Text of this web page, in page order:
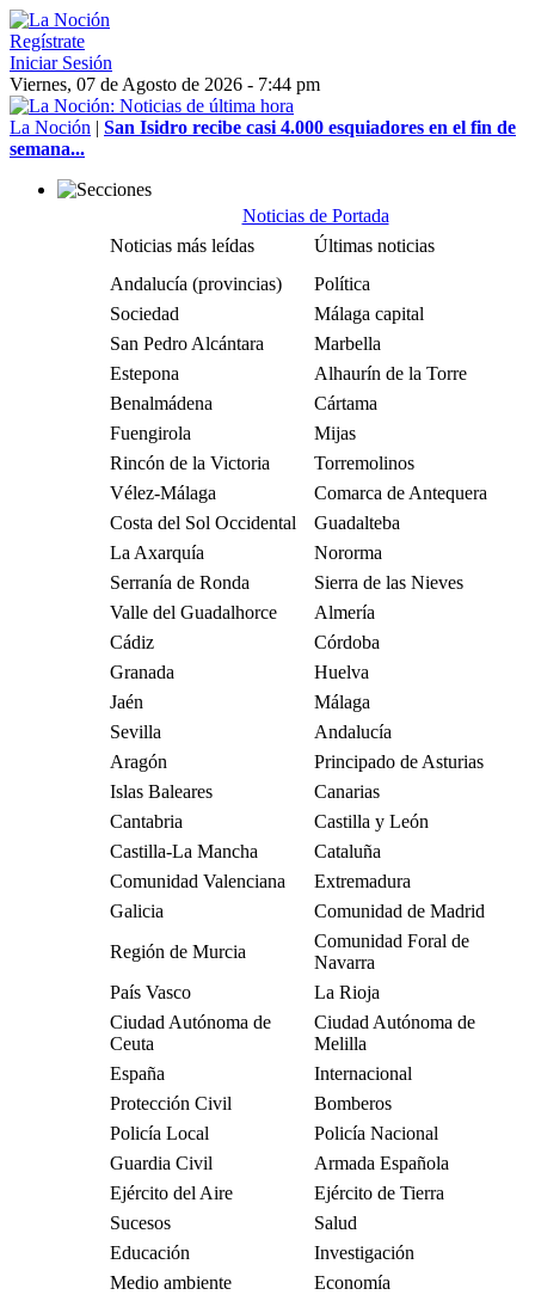
Regístrate
Iniciar Sesión
Viernes, 07 de Agosto de 2026 - 7:44 pm
La Noción | San Isidro recibe casi 4.000 esquiadores en el fin de
semana...
Noticias de Portada
Noticias más leídas
Últimas noticias
Andalucía (provincias)
Política
Sociedad
Málaga capital
San Pedro Alcántara
Marbella
Estepona
Alhaurín de la Torre
Benalmádena
Cártama
Fuengirola
Mijas
Rincón de la Victoria
Torremolinos
Vélez-Málaga
Comarca de Antequera
Costa del Sol Occidental
Guadalteba
La Axarquía
Nororma
Serranía de Ronda
Sierra de las Nieves
Valle del Guadalhorce
Almería
Cádiz
Córdoba
Granada
Huelva
Jaén
Málaga
Sevilla
Andalucía
Aragón
Principado de Asturias
Islas Baleares
Canarias
Cantabria
Castilla y León
Castilla-La Mancha
Cataluña
Comunidad Valenciana
Extremadura
Galicia
Comunidad de Madrid
Región de Murcia
Comunidad Foral de
Navarra
País Vasco
La Rioja
Ciudad Autónoma de
Ceuta
Ciudad Autónoma de
Melilla
España
Internacional
Protección Civil
Bomberos
Policía Local
Policía Nacional
Guardia Civil
Armada Española
Ejército del Aire
Ejército de Tierra
Sucesos
Salud
Educación
Investigación
Medio ambiente
Economía